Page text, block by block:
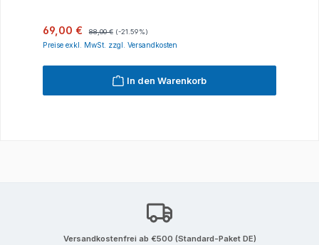
Verkaufspreis:
69,00 € Regulärer Preis:
88,00 € (-21.59%)
Preise exkl. MwSt. zzgl. Versandkosten
In den Warenkorb
Versandkostenfrei ab €500 (Standard-Paket DE)